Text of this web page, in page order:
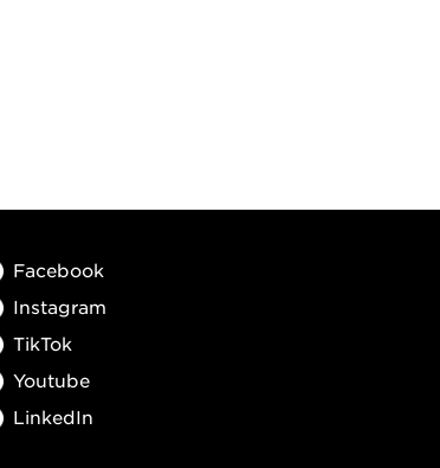
Facebook
Instagram
TikTok
Youtube
LinkedIn